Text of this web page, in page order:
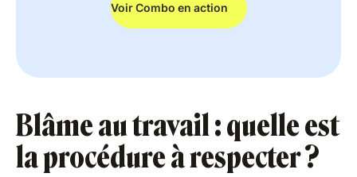
Voir Combo en action
Blâme au travail : quelle est
la procédure à respecter ?